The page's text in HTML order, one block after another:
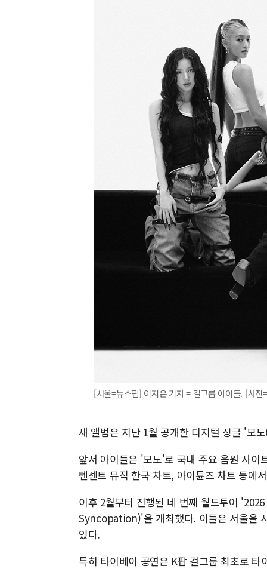
[서울=뉴스핌] 이지은 기자 = 걸그룹 아이들. [
새 앨범은 지난 1월 공개한 디지털 싱글 '모
앞서 아이들은 '모노'로 국내 주요 음원 사이
텐센트 뮤직 한국 차트, 아이튠즈 차트 등에
이후 2월부터 진행된 네 번째 월드투어
Syncopation)'을 개최했다. 이들은 서울을
있다.
특히 타이베이 공연은 K팝 걸그룹 최초로